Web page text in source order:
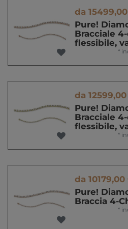
da
Pure!
Bracciale
flessibile,
*
da
Pure!
Bracciale
flessibile,
*
da
Pure!
Braccia 4-
*